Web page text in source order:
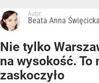
Autor:
Beata Anna Święcicka
Nie tylko
na wysokość. To
zaskoczyło